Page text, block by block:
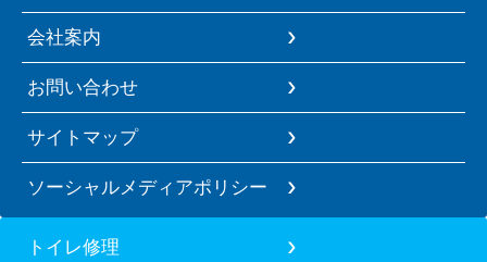
会社案内
お問い合わせ
サイトマップ
ソーシャルメディアポリシー
トイレ修理